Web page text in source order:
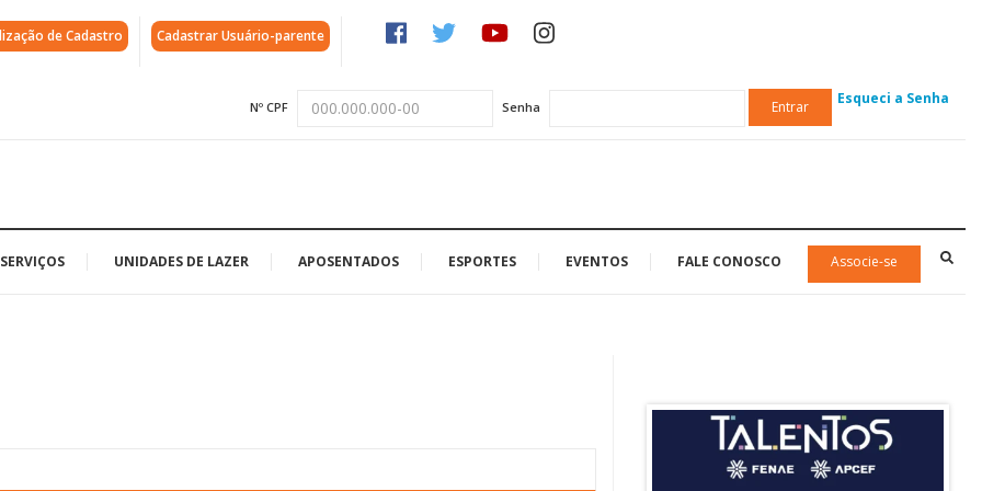
de Cadastro Cadastrar Usuário-parente
Nº CPF Senha Entrar Esqueci a Senha
SERVIÇOS UNIDADES DE LAZER APOSENTADOS ESPORTES EVENTOS FALE CONOSCO Associe-se